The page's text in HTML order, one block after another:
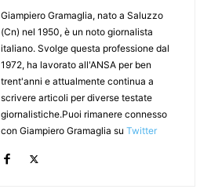
Giampiero Gramaglia, nato a Saluzzo
(Cn) nel 1950, è un noto giornalista
italiano. Svolge questa professione dal
1972, ha lavorato all'ANSA per ben
trent'anni e attualmente continua a
scrivere articoli per diverse testate
giornalistiche.Puoi rimanere connesso
con Giampiero Gramaglia su Twitter